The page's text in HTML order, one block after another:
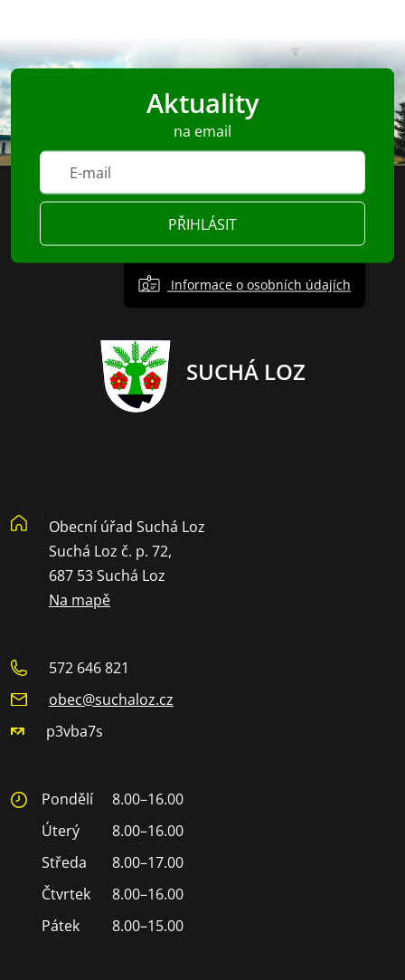
Aktuality
na email
PŘIHLÁSIT
Informace o osobních údajích
SUCHÁ LOZ
Obecní úřad Suchá Loz
Suchá Loz č. p. 72,
687 53 Suchá Loz
Na mapě
572 646 821
obec@suchaloz.cz
p3vba7s
Pondělí
8.00–16.00
Úterý
8.00–16.00
Středa
8.00–17.00
Čtvrtek
8.00–16.00
Pátek
8.00–15.00